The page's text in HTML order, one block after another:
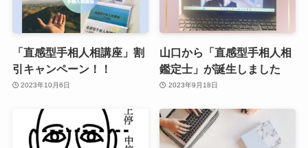
「直感型手相人相講座」割
引キャンペーン！！
2023年10月6日
山口から「直感型手相人相
鑑定士」が誕生しました
2023年9月18日